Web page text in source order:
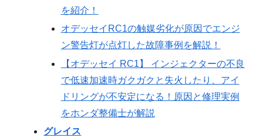
を紹介！
オデッセイRC1の触媒劣化が原因でエンジ
ン警告灯が点灯した故障事例を解説！
【オデッセイ RC1】 インジェクターの不良
で低速加速時ガクガクと失火したり、アイ
ドリングが不安定になる！原因と修理実例
をホンダ整備士が解説
グレイス